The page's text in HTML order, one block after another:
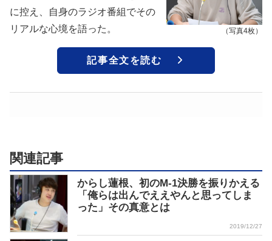
（写真4枚）
に控え、自身のラジオ番組でその
リアルな心境を語った。
記事全文を読む
関連記事
からし蓮根、初のM-1決勝を振りかえる
「俺らは出んでええやんと思ってしま
った」その真意とは
2019/12/27